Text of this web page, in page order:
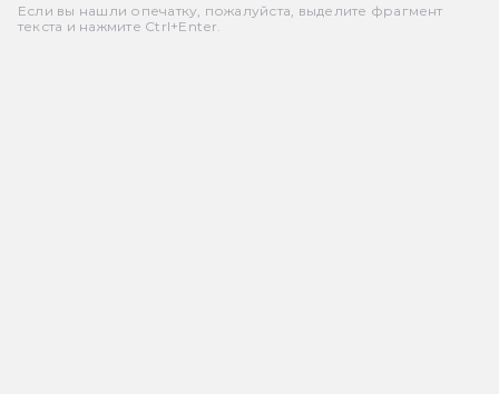
Если вы нашли опечатку, пожалуйста, выделите фрагмент
текста и нажмите Ctrl+Enter.